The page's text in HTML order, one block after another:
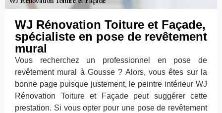
WJ Rénovation Toiture et Façade,
spécialiste en pose de revêtement
mural
Vous recherchez un professionnel en pose de
revêtement mural à Gousse ? Alors, vous êtes sur la
bonne page puisque justement, le peintre intérieur WJ
Rénovation Toiture et Façade peut suggérer cette
prestation. Si vous opter pour une pose de revêtement